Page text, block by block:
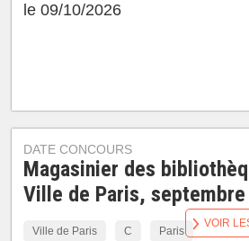
le 09/10/2026
DATE CONCOURS
Magasinier des
Ville de Paris, septembre
Ville de Paris C Paris
VOIR